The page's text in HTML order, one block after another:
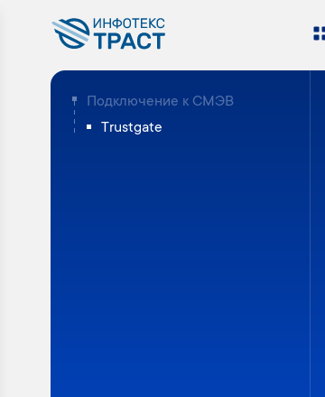
Подключение к СМЭВ
Trustgate